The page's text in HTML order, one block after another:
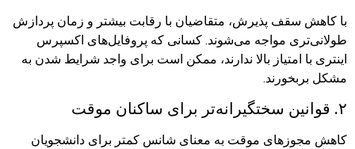
با کاهش سقف پذیرش، متقاضیان با رقابت بیشتر و زمان پردازش
طولانی‌تری مواجه می‌شوند. کسانی که پروفایل‌های اکسپرس
اینتری با امتیاز بالا ندارند، ممکن است برای واجد شرایط شدن به
مشکل بربخورند.
۲. قوانین سختگیرانه‌تر برای ساکنان موقت
کاهش مجوزهای موقت به معنای شانس کمتر برای دانشجویان